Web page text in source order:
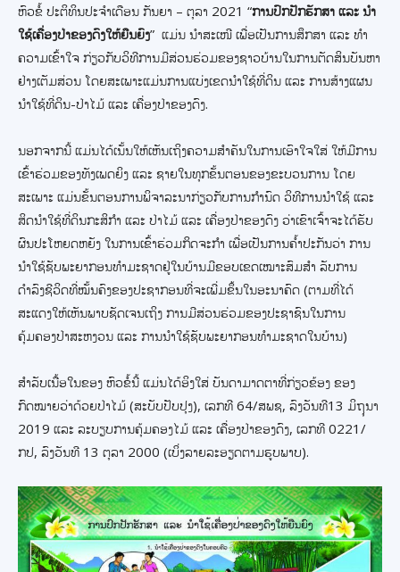
ຫົວຂໍ້ ປະຕິທິນປະຈໍາເດືອນ ກັນຍາ – ຕຸລາ 2021 “ການປົກປັກຮັກສາ ແລະ ນໍາ
ໃຊ້ເຄື່ອງປ່າຂອງດົງໃຫ້ຍືນຍົງ” ແມ່ນ ນໍາສະເໜີ ເພື່ອເປັນການສຶກສາ ແລະ ທຳ
ຄວາມເຂົ້າໃຈ ກ່ຽວກັບວິທີການມີສ່ວນຮ່ວມຂອງຊາວບ້ານໃນການຕັດສິນບັນຫາ
ຢ່າງເຕັມສ່ວນ ໂດຍສະເພາະແມ່ນການແບ່ງເຂດນຳໃຊ້ທີ່ດິນ ແລະ ການສ້າງແຜນ
ນຳໃຊ້ທີ່ດິນ-ປ່າໄມ້ ແລະ ເຄື່ອງປ່າຂອງດົງ.
ນອກຈາກນີ້ ແມ່ນໄດ້ເນັ້ນໃຫ້ເຫັນເຖິງຄວາມສໍາຄັນໃນການເອົາໃຈໃສ່ ໃຫ້ມີການ
ເຂົ້າຮ່ວມຂອງທັງເພດຍິງ ແລະ ຊາຍໃນທຸກຂັ້ນຕອນຂອງຂະບວນການ ໂດຍ
ສະເພາະ ແມ່ນຂັ້ນຕອນການພິຈາລະນາກ່ຽວກັບການກຳນົດ ວິທີການນຳໃຊ້ ແລະ
ສິດນຳໃຊ້ທີ່ດິນກະສິກຳ ແລະ ປ່າໄມ້ ແລະ ເຄື່ອງປ່າຂອງດົງ ວ່າເຂົາເຈົ້າຈະໄດ້ຮັບ
ຜົນປະໂຫຍດຫຍັງ ໃນການເຂົ້າຮ່ວມກິດຈະກຳ ເພື່ອເປັນການຄ້ຳປະກັນວ່າ ການ
ນຳໃຊ້ຊັບພະຍາກອນທຳມະຊາດຢູ່ໃນບ້ານມີຂອບເຂດເໝາະສົມສຳ ລັບການ
ດຳລົງຊີວິດທີ່ໝັ້ນຄົງຂອງປະຊາກອນທີ່ຈະເພີ່ມຂຶ້ນໃນອະນາຄົດ (ຕາມທີ່ໄດ້
ສະແດງໃຫ້ເຫັນພາບຊັດເຈນເຖິງ ການມີສ່ວນຮ່ວມຂອງປະຊາຊົນໃນການ
ຄຸ້ມຄອງປ່າສະຫງວນ ແລະ ການນຳໃຊ້ຊັບພະຍາກອນທໍາມະຊາດໃນບ້ານ)
ສໍາລັບເນື້ອໃນຂອງ ຫົວຂໍ້ນີ້ ແມ່ນໄດ້ອິງໃສ່ ບັນດາມາດຕາທີ່ກ່ຽວຂ້ອງ ຂອງ
ກົດໝາຍວ່າດ້ວຍປ່າໄມ້ (ສະບັບປັບປຸງ), ເລກທີ 64/ສພຊ, ລົງວັນທີ13 ມິຖຸນາ
2019 ແລະ ລະບຽບການຄຸ້ມຄອງໄມ້ ແລະ ເຄື່ອງປ່າຂອງດົງ, ເລກທີ 0221/
ກປ, ລົງວັນທີ 13 ຕຸລາ 2000 (ເບິ່ງລາຍລະອຽດຕາມຮູບພາບ).